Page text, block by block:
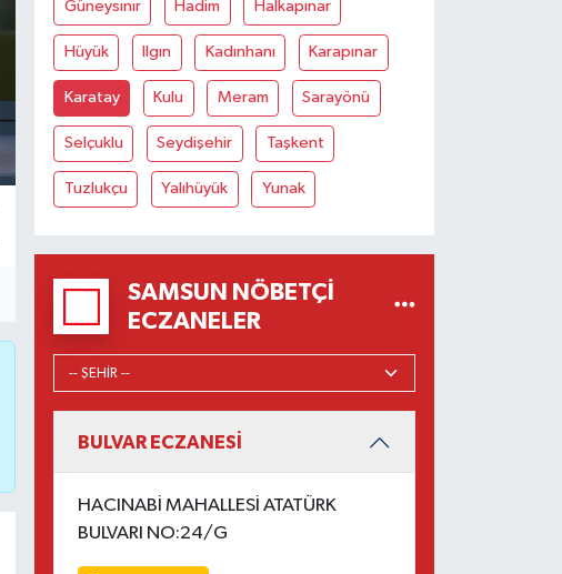
Güneysınır Hadim Halkapınar
Hüyük Ilgın Kadınhanı Karapınar
Karatay Kulu Meram Sarayönü
Selçuklu Seydişehir Taşkent
Tuzlukçu Yalıhüyük Yunak
SAMSUN NÖBETÇI
ECZANELER
BULVAR ECZANESİ
HACINABİ MAHALLESİ ATATÜRK
BULVARI NO:24/G